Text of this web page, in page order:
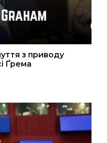
з приводу
Ґрема